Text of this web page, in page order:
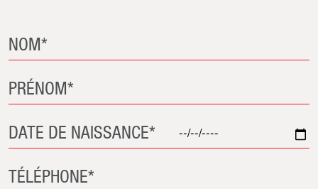
NOM*
PRÉNOM*
DATE DE NAISSANCE*
TÉLÉPHONE*